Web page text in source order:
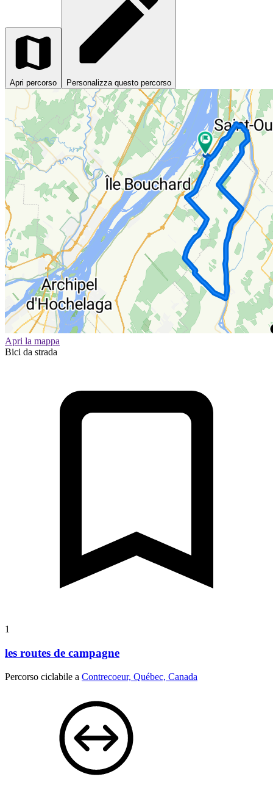
Apri percorso Personalizza questo percorso
Apri la mappa
Bici da strada
1
les routes de campagne
Percorso ciclabile a Contrecoeur, Québec, Canada